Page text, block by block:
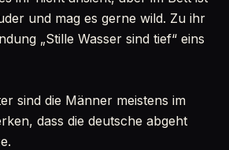
und mag es gerne wild. Zu ihr
„Stille Wasser sind tief“ eins
sind die Männer meistens im
dass die deutsche abgeht